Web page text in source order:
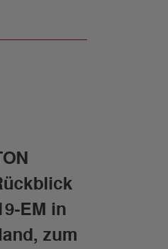
EM in
zum